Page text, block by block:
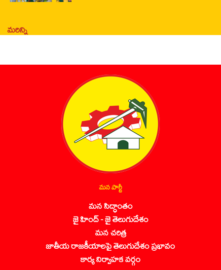
మరిన్ని
మన పార్టీ
మన సిద్ధాంతం
జై హింద్ - జై తెలుగుదేశం
మన చరిత్ర
జాతీయ రాజకీయాలపై తెలుగుదేశం ప్రభావం
కార్య నిర్వాహక వర్గం